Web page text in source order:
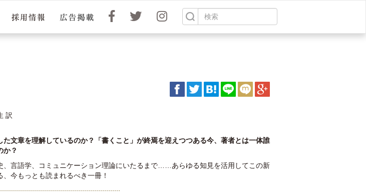
訳
た文章を理解しているのか？「書くこと」が終焉を迎えつつある今、著者とは一体誰
か？
、言語学、コミュニケーション理論にいたるまで……あらゆる知見を活用してこの新
、今もっとも読まれるべき一冊！